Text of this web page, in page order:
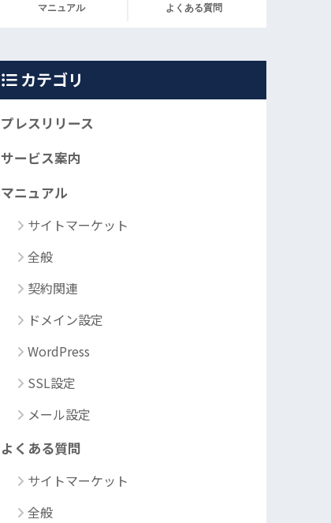
マニュアル よくある質問
カテゴリ
プレスリリース
サービス案内
マニュアル
サイトマーケット
全般
契約関連
ドメイン設定
WordPress
SSL設定
メール設定
よくある質問
サイトマーケット
全般